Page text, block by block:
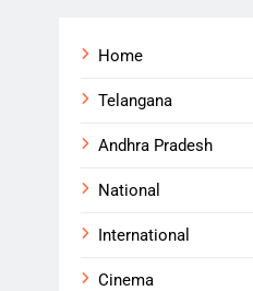
Home
Telangana
Andhra Pradesh
National
International
Cinema